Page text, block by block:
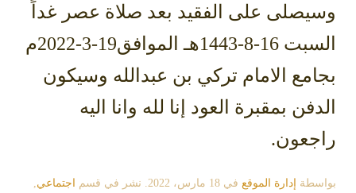
وسيصلى على الفقيد بعد صلاة عصر غداً
السبت 16-8-1443هـ الموافق19-3-2022م
بجامع الامام تركي بن عبدالله وسيكون
الدفن بمقبرة العود إنا لله وانا اليه
راجعون.
بواسطة إدارة الموقع في 18 مارس، 2022 . نشر في قسم اجتماعي